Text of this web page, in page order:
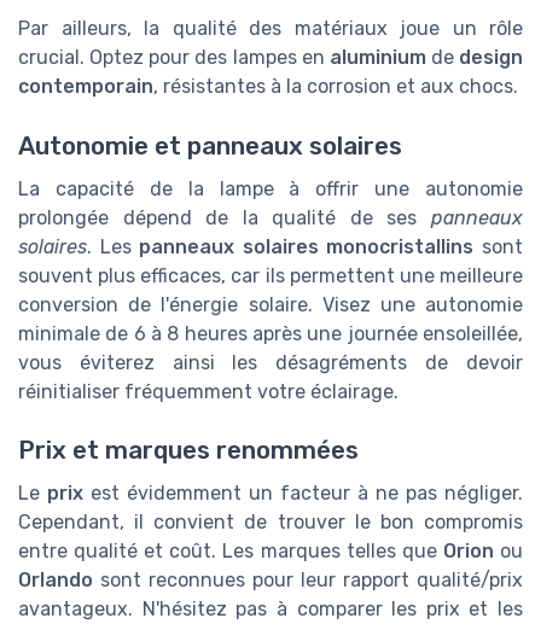
Par ailleurs, la qualité des matériaux joue un rôle
crucial. Optez pour des lampes en aluminiumde design
contemporain, résistantes à la corrosion et aux chocs.
Autonomie et panneaux solaires
La capacité de la lampe à offrir une autonomie
prolongée dépend de la qualité de ses panneaux
solaires. Les panneaux solaires monocristallins sont
souvent plus efficaces, car ils permettent une meilleure
conversion de l'énergie solaire. Visez une autonomie
minimale de 6 à 8 heures après une journée ensoleillée,
vous éviterez ainsi les désagréments de devoir
réinitialiser fréquemment votre éclairage.
Prix et marques renommées
Le prix est évidemment un facteur à ne pas négliger.
Cependant, il convient de trouver le bon compromis
entre qualité et coût. Les marques telles que Orion ou
Orlando sont reconnues pour leur rapport qualité/prix
avantageux. N'hésitez pas à comparer les prix et les